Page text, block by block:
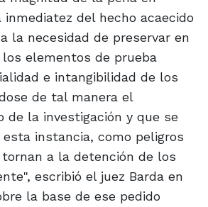
del hecho acaecido
la necesidad de preservar en
elementos de prueba
e intangibilidad de los
de tal manera el
de la investigación y que se
instancia, como peligros
a la detención de los
escribió el juez Barda en
la base de ese pedido